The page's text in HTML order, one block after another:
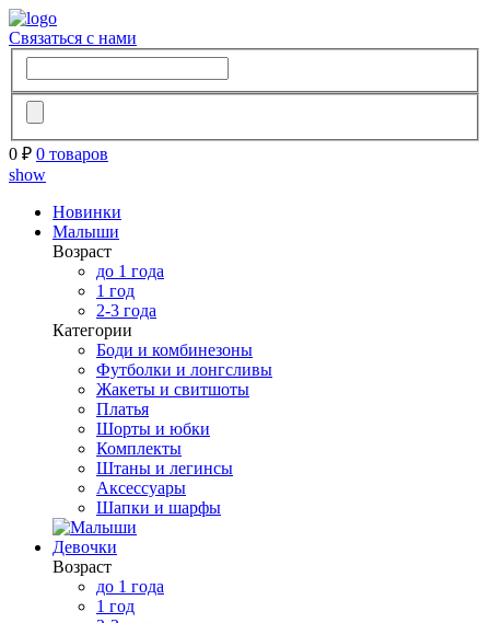
Связаться с нами
0 ₽ 0 товаров
show
Новинки
Малыши
Возраст
до 1 года
1 год
2-3 года
Категории
Боди и комбинезоны
Футболки и лонгсливы
Жакеты и свитшоты
Платья
Шорты и юбки
Комплекты
Штаны и легинсы
Аксессуары
Шапки и шарфы
Девочки
Возраст
до 1 года
1 год